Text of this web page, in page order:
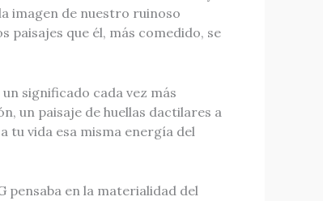
imagen de nuestro ruinoso
que él, más comedido, se
significado cada vez más
un paisaje de huellas dactilares a
tu vida esa misma energía del
pensaba en la materialidad del